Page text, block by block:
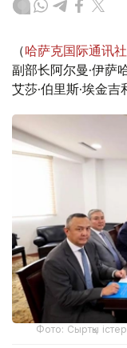
（哈萨克国际通讯
副部长阿尔曼·伊萨
艾莎·伯里斯·埃金吉
Фото: Сыртқы істер